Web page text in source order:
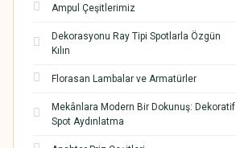
Ampul Çeşitlerimiz
Dekorasyonu Ray Tipi Spotlarla Özgün
Kılın
Florasan Lambalar ve Armatürler
Mekânlara Modern Bir Dokunuş: Dekoratif
Spot Aydınlatma